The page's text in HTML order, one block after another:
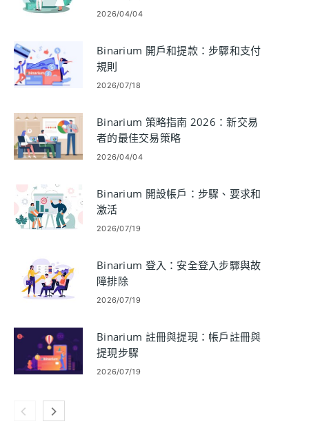
2026/04/04
Binarium 開戶和提款：步驟和支付
規則
2026/07/18
Binarium 策略指南 2026：新交易
者的最佳交易策略
2026/04/04
Binarium 開設帳戶：步驟、要求和
激活
2026/07/19
Binarium 登入：安全登入步驟與故
障排除
2026/07/19
Binarium 註冊與提現：帳戶註冊與
提現步驟
2026/07/19